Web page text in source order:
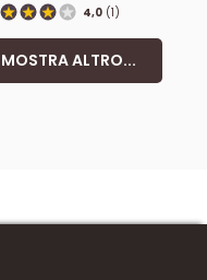
4,0 (1)
MOSTRA ALTRO...